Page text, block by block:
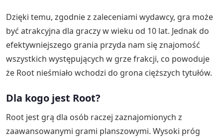
Dzięki temu, zgodnie z zaleceniami wydawcy, gra może
być atrakcyjna dla graczy w wieku od 10 lat. Jednak do
efektywniejszego grania przyda nam się znajomość
wszystkich występujących w grze frakcji, co powoduje
że Root nieśmiało wchodzi do grona cięższych tytułów.
Dla kogo jest Root?
Root jest grą dla osób raczej zaznajomionych z
zaawansowanymi grami planszowymi. Wysoki próg